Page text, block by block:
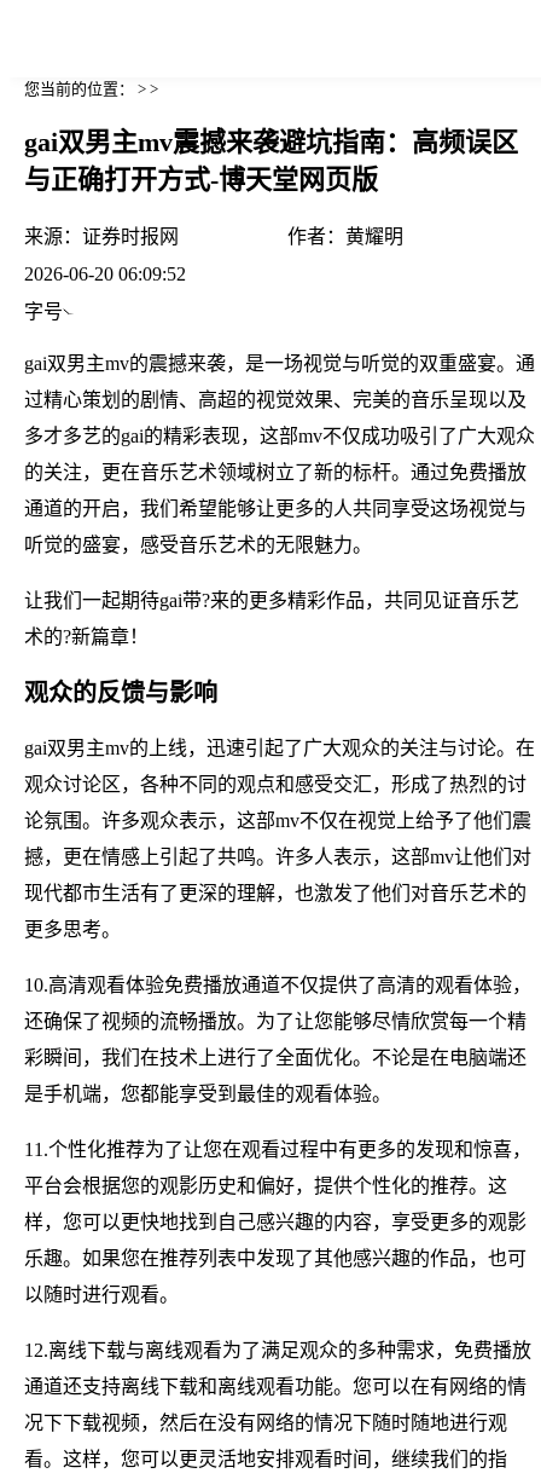
您当前的位置： > >
gai双男主mv震撼来袭避坑指南：高频误区
与正确打开方式-博天堂网页版
来源： 证券时报网 作者： 黄耀明
2026-06-20 06:09:52
字号
gai双男主mv的震撼来袭，是一场视觉与听觉的双重盛宴。通
过精心策划的剧情、高超的视觉效果、完美的音乐呈现以及
多才多艺的gai的精彩表现，这部mv不仅成功吸引了广大观众
的关注，更在音乐艺术领域树立了新的标杆。通过免费播放
通道的开启，我们希望能够让更多的人共同享受这场视觉与
听觉的盛宴，感受音乐艺术的无限魅力。
让我们一起期待gai带?来的更多精彩作品，共同见证音乐艺
术的?新篇章！
观众的反馈与影响
gai双男主mv的上线，迅速引起了广大观众的关注与讨论。在
观众讨论区，各种不同的观点和感受交汇，形成了热烈的讨
论氛围。许多观众表示，这部mv不仅在视觉上给予了他们震
撼，更在情感上引起了共鸣。许多人表示，这部mv让他们对
现代都市生活有了更深的理解，也激发了他们对音乐艺术的
更多思考。
10.高清观看体验免费播放通道不仅提供了高清的观看体验，
还确保了视频的流畅播放。为了让您能够尽情欣赏每一个精
彩瞬间，我们在技术上进行了全面优化。不论是在电脑端还
是手机端，您都能享受到最佳的观看体验。
11.个性化推荐为了让您在观看过程中有更多的发现和惊喜，
平台会根据您的观影历史和偏好，提供个性化的推荐。这
样，您可以更快地找到自己感兴趣的内容，享受更多的观影
乐趣。如果您在推荐列表中发现了其他感兴趣的作品，也可
以随时进行观看。
12.离线下载与离线观看为了满足观众的多种需求，免费播放
通道还支持离线下载和离线观看功能。您可以在有网络的情
况下下载视频，然后在没有网络的情况下随时随地进行观
看。这样，您可以更灵活地安排观看时间，继续我们的指